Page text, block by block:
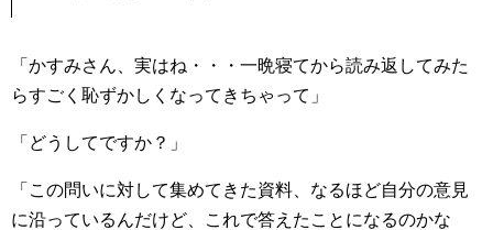
「かすみさん、実はね・・・一晩寝てから読み返してみた
らすごく恥ずかしくなってきちゃって」
「どうしてですか？」
「この問いに対して集めてきた資料、なるほど自分の意見
に沿っているんだけど、これで答えたことになるのかな